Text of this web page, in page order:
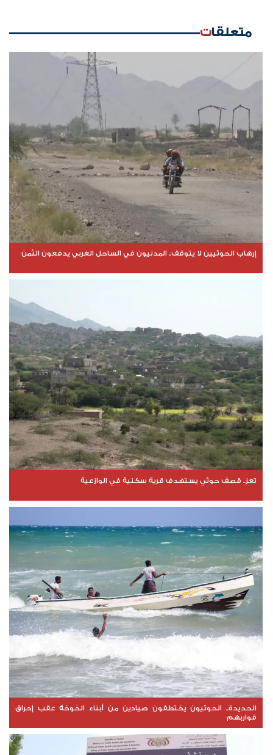
متعلقات
إرهاب الحوثيين لا يتوقف.. المدنيون في الساحل الغربي يدفعون الثمن
تعز.. قصف حوثي يستهدف قرية سكنية في الوازعية
الحديدة.. الحوثيون يختطفون صيادين من أبناء الخوخة عقب إحراق
قواربهم